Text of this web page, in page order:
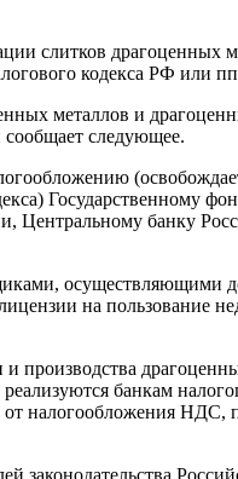
слитков драгоценных
кодекса РФ или
металлов и
следующее.
Государственному
Центральному банку
осуществляющими
на пользование
банкам
от налогообложения
законодательства